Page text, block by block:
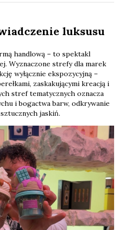
luksusu
handlową – to spektakl
Wyznaczone strefy dla marek
wyłącznie ekspozycyjną –
zaskakującymi kreacją i
stref tematycznych oznacza
i bogactwa barw, odkrywanie
jaskiń.